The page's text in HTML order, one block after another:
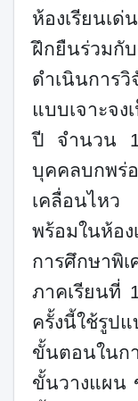
ห้องเรียนเ
ฝึกยืนร่วมกับ
ดำเนินการวิ
แบบเจาะจง
ปี จำนวน
บุคคลบกพร่
เคลื่อนไหว
พร้อมในห้อ
การศึกษาพิ
ภาคเรียนที่
ครั้งนี้ใช้รูป
ขั้นตอนใน
ขั้นวางแผน